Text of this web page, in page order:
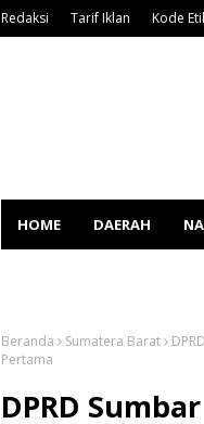
Redaksi Tarif Iklan Kode
HOME DAERAH
Beranda Sumatera Barat
Pertama
DPRD